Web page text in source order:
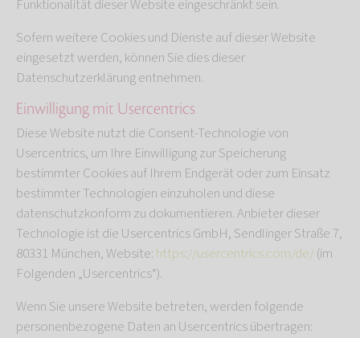
Funktionalität dieser Website eingeschränkt sein.
Sofern weitere Cookies und Dienste auf dieser Website
eingesetzt werden, können Sie dies dieser
Datenschutzerklärung entnehmen.
Einwilligung mit Usercentrics
Diese Website nutzt die Consent-Technologie von
Usercentrics, um Ihre Einwilligung zur Speicherung
bestimmter Cookies auf Ihrem Endgerät oder zum Einsatz
bestimmter Technologien einzuholen und diese
datenschutzkonform zu dokumentieren. Anbieter dieser
Technologie ist die Usercentrics GmbH, Sendlinger Straße 7,
80331 München, Website: https://usercentrics.com/de/(im
Folgenden „Usercentrics“).
Wenn Sie unsere Website betreten, werden folgende
personenbezogene Daten an Usercentrics übertragen: